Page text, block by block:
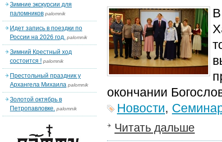
окончании
Новости,
Читать дальше
Зимние экскурсии для
паломников palomnik
Идет запись в поездки по
России на 2026 год. palomnik
Зимний Крестный ход
состоится ! palomnik
Престольный праздник у
Архангела Михаила palomnik
Золотой октябрь в
Петропавловке. palomnik